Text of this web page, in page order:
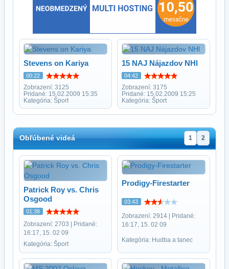
Stevens on Kariya
00:22
Zobrazení: 3125
Pridané: 15.02.2009 15:35
Kategória: Šport
15 NAJ Nájazdov NHl
04:42
Zobrazení: 3175
Pridané: 15.02.2009 15:25
Kategória: Šport
Obľúbené videá 1 2
Patrick Roy vs. Chris
Osgood
01:38
Zobrazení: 2703 | Pridané:
16:17, 15. 02 09
Kategória: Šport
Prodigy-Firestarter
03:43
Zobrazení: 2914 | Pridané:
16:17, 15. 02 09
Kategória: Hudba a tanec